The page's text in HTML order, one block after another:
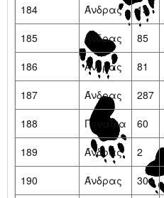
184
Άνδρας 13
185
Άνδρας 85
186
Άνδρας 81
187
Άνδρας 287
188
Γυναίκα 60
189
Άνδρας 2
190
Άνδρας 304